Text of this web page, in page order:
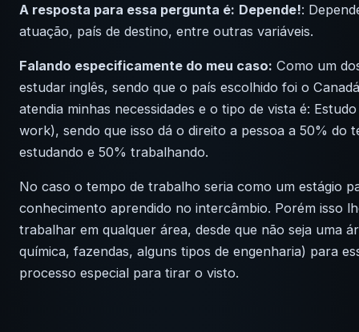
A resposta para essa pergunta é: Depende!:
atuação, país de destino, entre outras variáveis.
Falando especificamente do meu caso: Como um
estudar inglês, sendo que o país escolhido foi o
atendia minhas necessidades e o tipo de vista é:
work), sendo que isso dá o direito a pessoa a 50% do
estudando e 50% trabalhando.
No caso o tempo de trabalho seria como um estágio
conhecimento aprendido no intercâmbio. Porém isso
trabalhar em qualquer área, desde que não seja uma
química, fazendas, alguns tipos de engenharia) para
processo especial para tirar o visto.